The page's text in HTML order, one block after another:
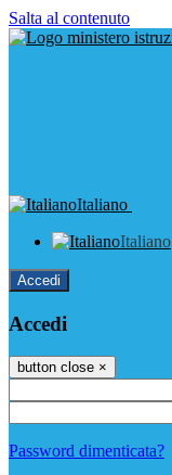
Salta al contenuto
Italiano
Italiano
Accedi
Accedi
button close ×
Password dimenticata?